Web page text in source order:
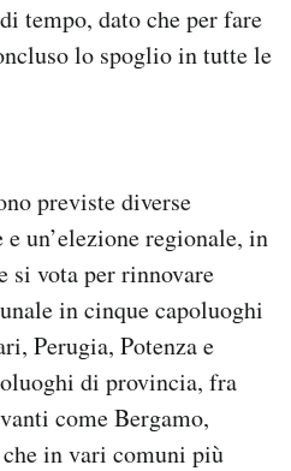
tempo, dato che per fare
lo spoglio in tutte le
previste diverse
un’elezione regionale, in
si vota per rinnovare
in cinque capoluoghi
Perugia, Potenza e
di provincia, fra
come Bergamo,
in vari comuni più